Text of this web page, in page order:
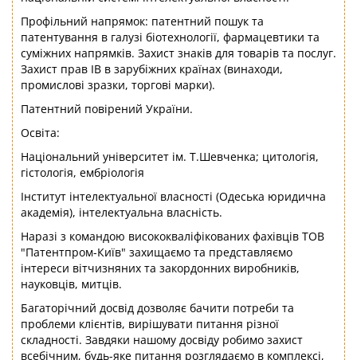
Профільний напрямок: патентний пошук та
патентування в галузі біотехнології, фармацевтики та
суміжних напрямків. Захист знаків для товарів та послуг.
Захист прав ІВ в зарубіжних країнах (винаходи,
промислові зразки, торгові марки).
Патентний повірений України.
Освіта:
Національний університет ім. Т.Шевченка; цитологія,
гістологія, ембріологія
Інститут інтелектуальної власності (Одеська юридична
академія), інтелектуальна власність.
Наразі з командою висококваліфікованих фахівців ТОВ
"Патентпром-Київ" захищаємо та представляємо
інтереси вітчизняних та закордонних виробників,
науковців, митців.
Багаторічний досвід дозволяє бачити потреби та
проблеми клієнтів, вирішувати питання різної
складності. Завдяки нашому досвіду робимо захист
всебічним, будь-яке питання розглядаємо в комплексі,